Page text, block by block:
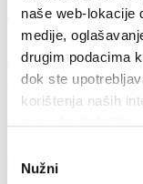
naše web-lokacije
medije,
drugim podacima
dok ste
korištenja naših
pristanka
Nužni
Telefono
+ 385 21 774 137
Fax
+ 385 21 717 255
E-mail